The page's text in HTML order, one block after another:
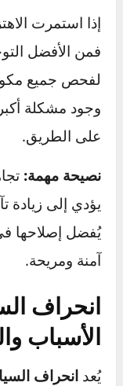
الحلول
فحص توازن
انحرافات
إذا كان هناك
في الزوايا، فقد
استخدام
العجلات بشكل
✅التأكد من
لزم الأمر
في حالة وجودت
الأقراص، يمكن
ومتساوية، أو